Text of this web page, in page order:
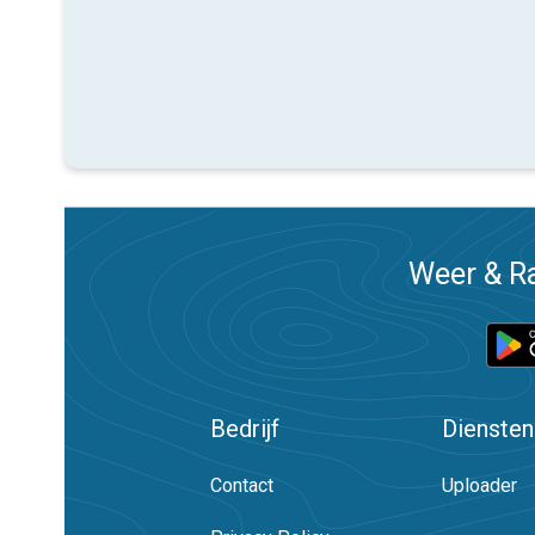
Weer &
Bedrijf
Contact
Diensten
Uploader